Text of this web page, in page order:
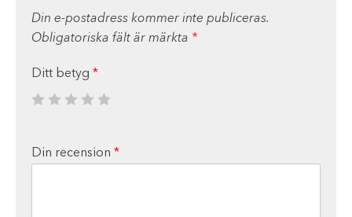
Din e-postadress kommer inte publiceras.
Obligatoriska fält är märkta *
Ditt betyg *
Din recension *